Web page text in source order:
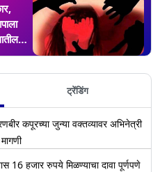
ट्रेंडिंग
कपूरच्या जुन्या वक्तव्यावर अभिनेत्री
16 हजार रुपये मिळण्याचा दावा पूर्णपणे